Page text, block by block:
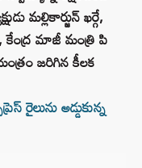
మల్లికార్జున్ ఖర్గే,
మాజీ మంత్రి పి
జరిగిన కీలక
రైలును అడ్డుకున్న